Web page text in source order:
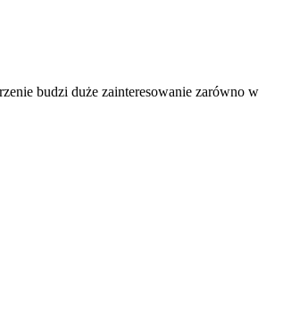
budzi duże zainteresowanie zarówno w